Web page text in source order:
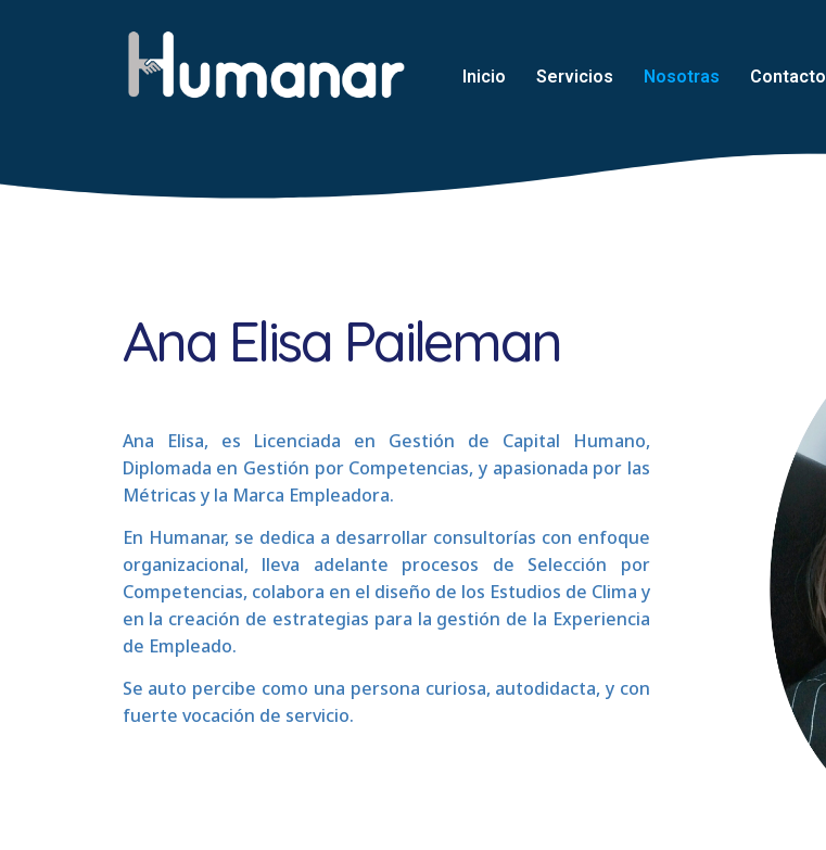
Inicio Servicios Nosotras Contacto
Ana Elisa Paileman
Ana Elisa, es Licenciada en Gestión de Capital Humano,
Diplomada en Gestión por Competencias, y apasionada por las
Métricas y la Marca Empleadora.
En Humanar, se dedica a desarrollar consultorías con enfoque
organizacional, lleva adelante procesos de Selección por
Competencias, colabora en el diseño de los Estudios de Clima y
en la creación de estrategias para la gestión de la Experiencia
de Empleado.
Se auto percibe como una persona curiosa, autodidacta, y con
fuerte vocación de servicio.